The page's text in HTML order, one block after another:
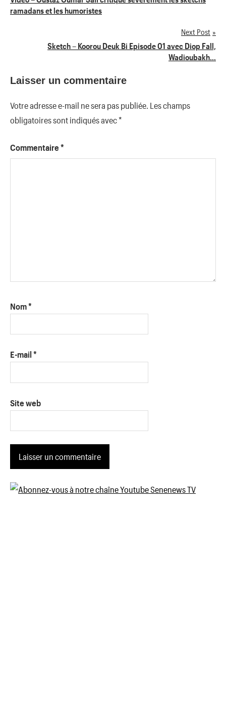
de
ramadans et les humoristes
Next Post
Sketch – Koorou Deuk Bi Episode 01 avec Diop Fall,
Wadioubakh…
Laisser un commentaire
Votre adresse e-mail ne sera pas publiée. Les champs
obligatoires sont indiqués avec*
Commentaire *
Nom*
E-mail *
Site web